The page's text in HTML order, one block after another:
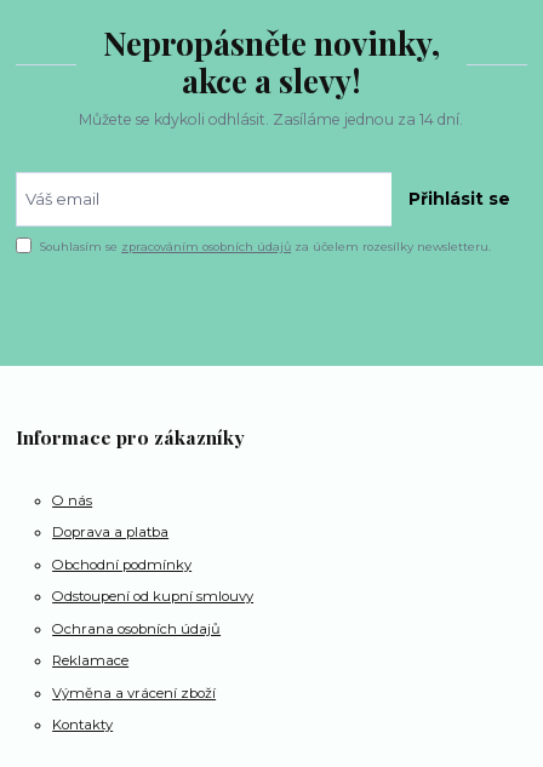
Nepropásněte novinky,
akce a slevy!
Můžete se kdykoli odhlásit. Zasíláme jednou za 14 dní.
Přihlásit se
Souhlasím se zpracováním osobních údajů za účelem rozesílky newsletteru.
Informace pro zákazníky
O nás
Doprava a platba
Obchodní podmínky
Odstoupení od kupní smlouvy
Ochrana osobních údajů
Reklamace
Výměna a vrácení zboží
Kontakty